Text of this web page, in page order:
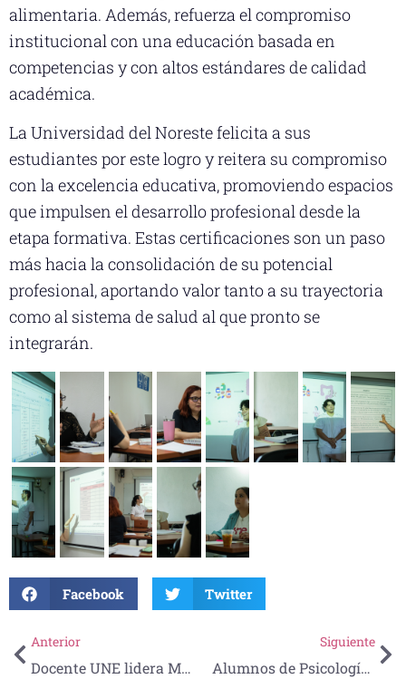
alimentaria. Además, refuerza el compromiso
institucional con una educación basada en
competencias y con altos estándares de calidad
académica.
La Universidad del Noreste felicita a sus
estudiantes por este logro y reitera su compromiso
con la excelencia educativa, promoviendo espacios
que impulsen el desarrollo profesional desde la
etapa formativa. Estas certificaciones son un paso
más hacia la consolidación de su potencial
profesional, aportando valor tanto a su trayectoria
como al sistema de salud al que pronto se
integrarán.
Facebook Twitter
Anterior
Docente UNE lidera Masterclass sobre manufactura y medio ambiente
Siguiente
Alumnos de Psicología demuestran su formación profesional ante especialistas